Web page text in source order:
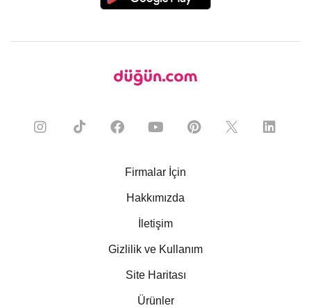
Firmalar İçin
Hakkımızda
İletişim
Gizlilik ve Kullanım
Site Haritası
Ürünler